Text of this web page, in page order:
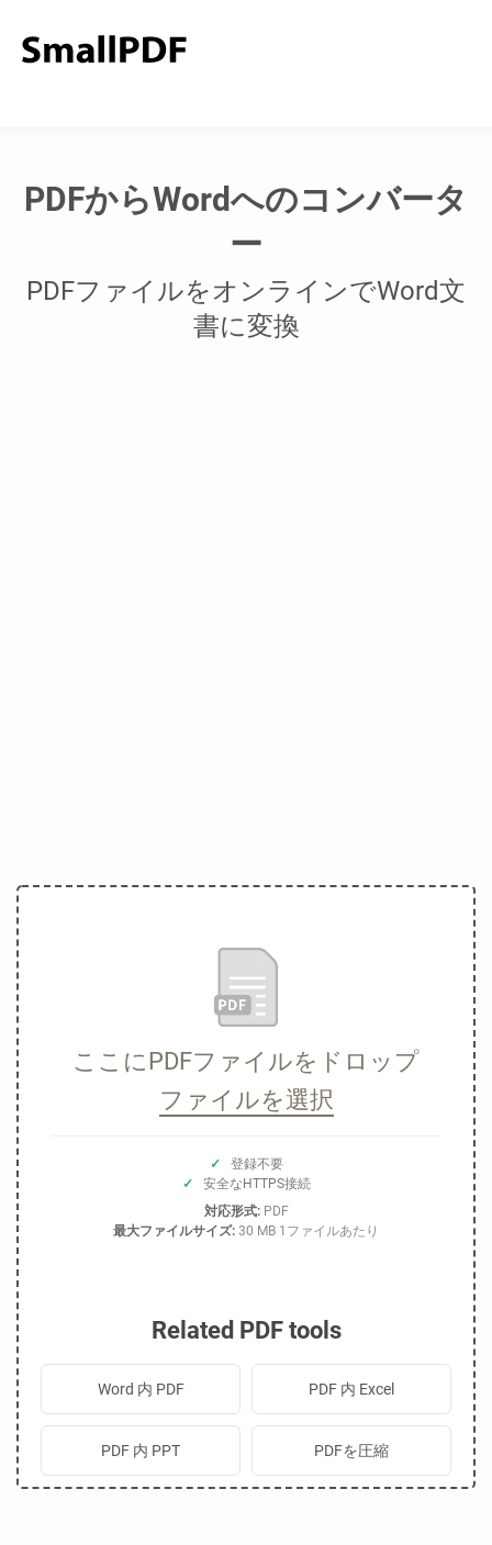
PDFからWordへのコンバータ
ー
PDFファイルをオンラインでWord文
書に変換
ここにPDFファイルをドロップ
ファイルを選択
✓
登録不要
✓
安全なHTTPS接続
対応形式:PDF
最大ファイルサイズ: 30 MB 1ファイルあたり
Related PDF tools
Word 内 PDF PDF 内 Excel
PDF 内 PPT PDFを圧縮